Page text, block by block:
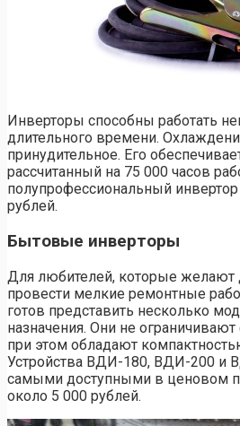
Инверторы способны работать
длительного времени.
принудительное. Его
рассчитанный на 75 000 часов
полупрофессиональный
рублей.
Бытовые инверторы
Для любителей, которые желают
провести мелкие ремонтные
готов представить несколько
назначения. Они не
при этом обладают
Устройства ВДИ-180, ВДИ-200 и
самыми доступными в ценовом
около 5 000 рублей.